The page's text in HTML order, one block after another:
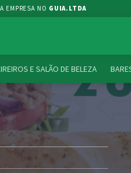
EMPRESA NO GUIA.LTDA
E SALÃO DE BELEZA